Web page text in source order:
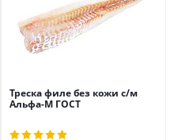
Треска филе без кожи с/м
Альфа-М ГОСТ